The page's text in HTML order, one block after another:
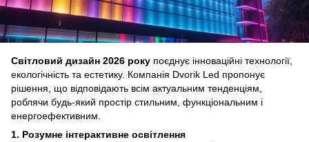
Світловий дизайн 2026 року поєднує інноваційні технології,
екологічність та естетику. Компанія Dvorik Led пропонує
рішення, що відповідають всім актуальним тенденціям,
роблячи будь-який простір стильним, функціональним і
енергоефективним.
1. Розумне інтерактивне освітлення